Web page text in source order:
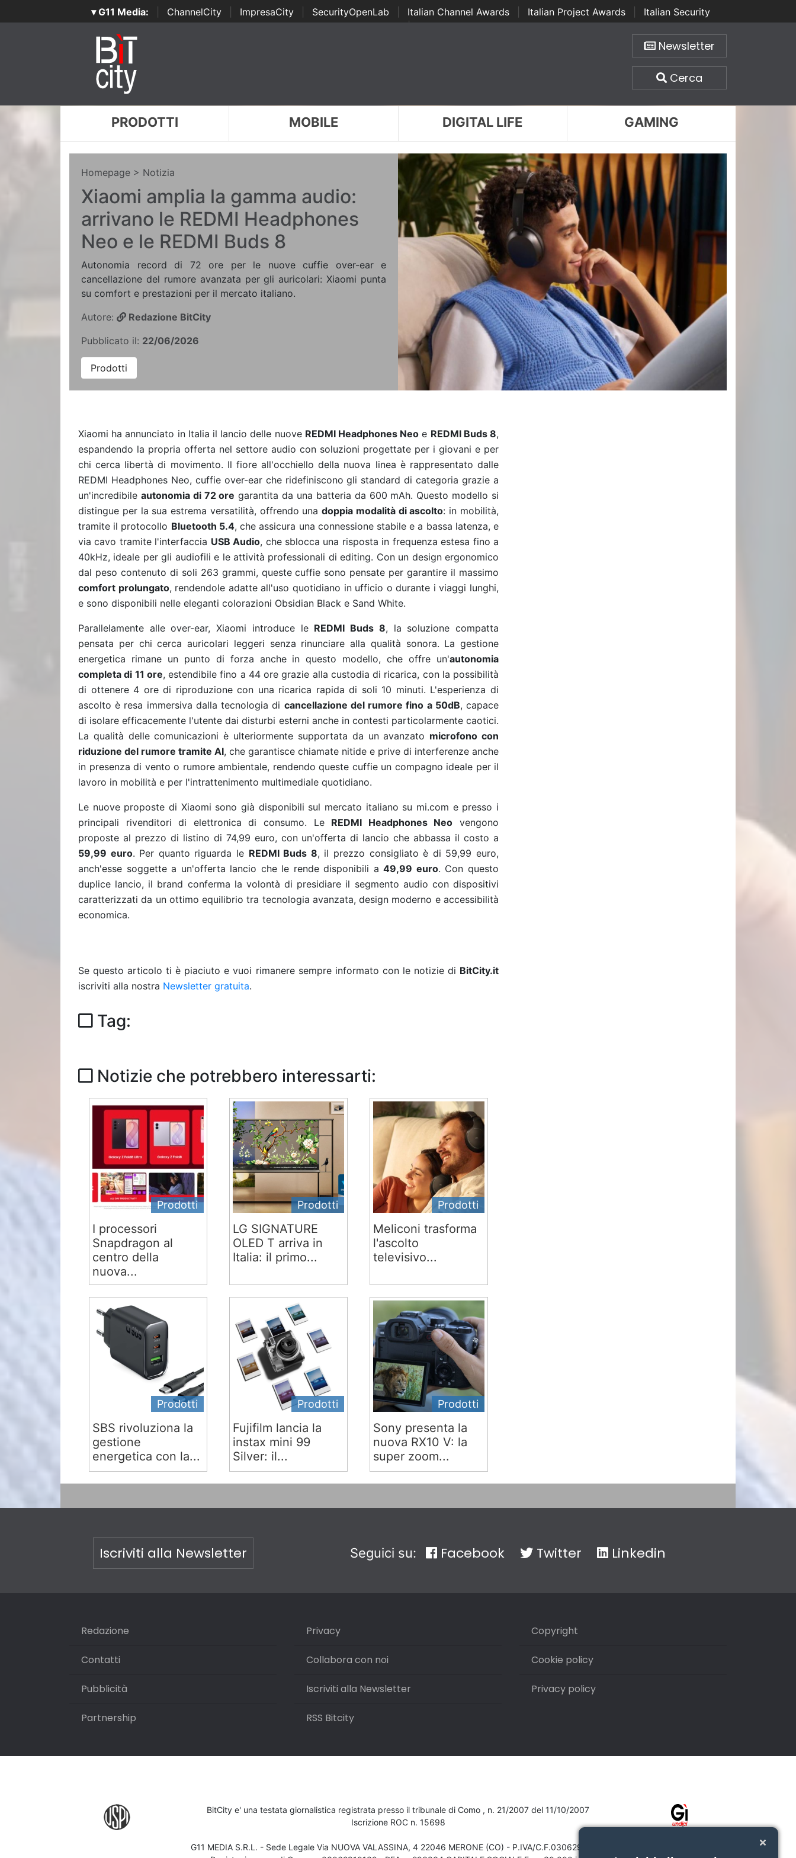
▾ G11 Media: ChannelCity ImpresaCity SecurityOpenLab Italian Channel Awards Italian Project Awards
Italian Security
Awards | ...
Newsletter
Cerca
PRODOTTI MOBILE DIGITAL LIFE GAMING
Homepage > Notizia
Xiaomi amplia la gamma audio:
arrivano le REDMI Headphones
Neo e le REDMI Buds 8
Autonomia record di 72 ore per le nuove cuffie over-ear e
cancellazione del rumore avanzata per gli auricolari: Xiaomi punta
su comfort e prestazioni per il mercato italiano.
Autore:
Redazione BitCity
Pubblicato il: 22/06/2026
Prodotti
Xiaomi ha annunciato in Italia il lancio delle nuove REDMI Headphones Neo e REDMI Buds 8,
espandendo la propria offerta nel settore audio con soluzioni progettate per i giovani e per
chi cerca libertà di movimento. Il fiore all'occhiello della nuova linea è rappresentato dalle
REDMI Headphones Neo, cuffie over-ear che ridefiniscono gli standard di categoria grazie a
un'incredibile autonomia di 72 ore garantita da una batteria da 600 mAh. Questo modello si
distingue per la sua estrema versatilità, offrendo unadoppia modalità di ascolto: in mobilità,
tramite il protocollo Bluetooth 5.4, che assicura una connessione stabile e a bassa latenza, e
via cavo tramite l'interfaccia USB Audio, che sblocca una risposta in frequenza estesa fino a
40kHz, ideale per gli audiofili e le attività professionali di editing. Con un design ergonomico
dal peso contenuto di soli 263 grammi, queste cuffie sono pensate per garantire il massimo
comfort prolungato, rendendole adatte all'uso quotidiano in ufficio o durante i viaggi lunghi,
e sono disponibili nelle eleganti colorazioni Obsidian Black e Sand White.
Parallelamente alle over-ear, Xiaomi introduce le REDMI Buds 8, la soluzione compatta
pensata per chi cerca auricolari leggeri senza rinunciare alla qualità sonora. La gestione
energetica rimane un punto di forza anche in questo modello, che offre un'autonomia
completa di 11 ore, estendibile fino a 44 ore grazie alla custodia di ricarica, con la possibilità
di ottenere 4 ore di riproduzione con una ricarica rapida di soli 10 minuti. L'esperienza di
ascolto è resa immersiva dalla tecnologia di cancellazione del rumore fino a 50dB, capace
di isolare efficacemente l'utente dai disturbi esterni anche in contesti particolarmente caotici.
La qualità delle comunicazioni è ulteriormente supportata da un avanzato microfono con
riduzione del rumore tramite AI, che garantisce chiamate nitide e prive di interferenze anche
in presenza di vento o rumore ambientale, rendendo queste cuffie un compagno ideale per il
lavoro in mobilità e per l'intrattenimento multimediale quotidiano.
Le nuove proposte di Xiaomi sono già disponibili sul mercato italiano su mi.com e presso i
principali rivenditori di elettronica di consumo. Le REDMI Headphones Neo vengono
proposte al prezzo di listino di 74,99 euro, con un'offerta di lancio che abbassa il costo a
59,99 euro. Per quanto riguarda le REDMI Buds 8, il prezzo consigliato è di 59,99 euro,
anch'esse soggette a un'offerta lancio che le rende disponibili a49,99 euro. Con questo
duplice lancio, il brand conferma la volontà di presidiare il segmento audio con dispositivi
caratterizzati da un ottimo equilibrio tra tecnologia avanzata, design moderno e accessibilità
economica.
Se questo articolo ti è piaciuto e vuoi rimanere sempre informato con le notizie di BitCity.it
iscriviti alla nostra Newsletter gratuita.
Tag:
Notizie che potrebbero interessarti:
Prodotti
I processori
Snapdragon al
centro della
nuova...
Prodotti
LG SIGNATURE
OLED T arriva in
Italia: il primo...
Prodotti
Meliconi trasforma
l'ascolto
televisivo...
Prodotti
SBS rivoluziona la
gestione
energetica con la...
Prodotti
Fujifilm lancia la
instax mini 99
Silver: il...
Prodotti
Sony presenta la
nuova RX10 V: la
super zoom...
Iscriviti alla Newsletter Seguici su: Facebook Twitter Linkedin
Redazione
Contatti
Pubblicità
Partnership
Privacy
Collabora con noi
Iscriviti alla Newsletter
RSS Bitcity
Copyright
Cookie policy
Privacy policy
BitCity e' una testata giornalistica registrata presso il tribunale di Como , n. 21/2007 del 11/10/2007
Iscrizione ROC n. 15698
G11 MEDIA S.R.L. - Sede Legale Via NUOVA VALASSINA, 4 22046 MERONE (CO) - P.IVA/C.F.03062910132